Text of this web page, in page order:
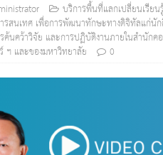
บริการพื้นที่แลกเปลี่ยนเรีย
ารสนเทศ เพื่อการพัฒนาทักษะทางดิจิทัลแก่นั
นคว้าวิจัย และการปฏิบัติงานภายในสำนักค
ฯ และของมหาวิทยาลัย
0